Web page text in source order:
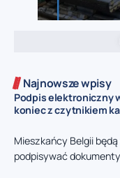
Najnowsze wpisy
Podpis elektroniczny
koniec z czytnikiem
Mieszkańcy Belgii
podpisywać